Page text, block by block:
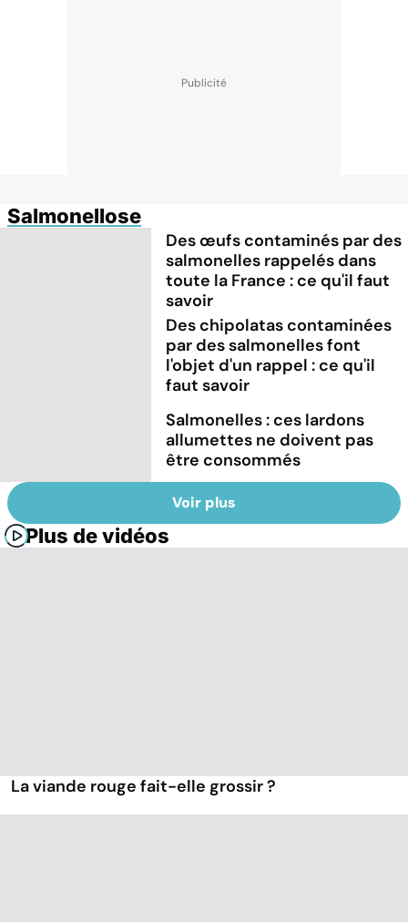
Salmonellose
Des œufs contaminés par des
salmonelles rappelés dans
toute la France : ce qu'il faut
savoir
Des chipolatas contaminées
par des salmonelles font
l'objet d'un rappel : ce qu'il
faut savoir
Salmonelles : ces lardons
allumettes ne doivent pas
être consommés
Voir plus
Plus de vidéos
La viande rouge fait-elle grossir ?